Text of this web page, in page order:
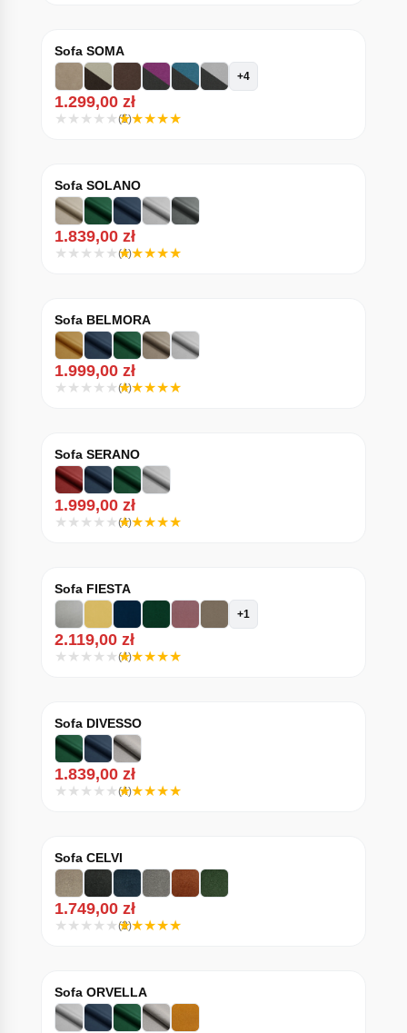
Sofa SOMA
+4
1.299,00 zł
(5)
Sofa SOLANO
1.839,00 zł
(4)
Sofa BELMORA
1.999,00 zł
(4)
Sofa SERANO
1.999,00 zł
(4)
Sofa FIESTA
+1
2.119,00 zł
(4)
Sofa DIVESSO
1.839,00 zł
(4)
Sofa CELVI
1.749,00 zł
(3)
Sofa ORVELLA